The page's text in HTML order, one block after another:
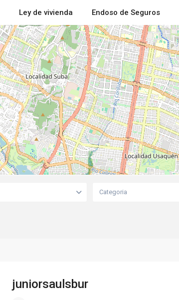
Ley de vivienda Endoso de Seguros
Categoria
juniorsaulsbur